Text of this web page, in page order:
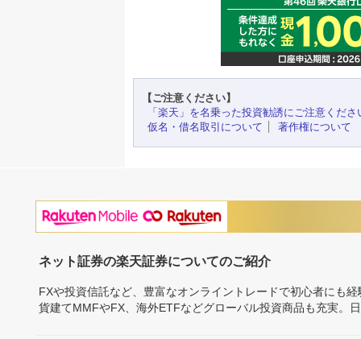
【ご注意ください】
「楽天」を名乗った投資勧誘にご注意くださ
仮名・借名取引について
著作権について
ネット証券の楽天証券についてのご紹介
FXや投資信託など、豊富なオンライントレードで初心者にも
貨建てMMFやFX、海外ETFなどグローバル投資商品も充実。